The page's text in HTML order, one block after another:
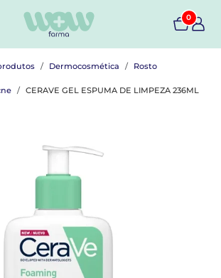
0
Dermocosmética Rosto
CERAVE GEL ESPUMA DE LIMPEZA 236ML